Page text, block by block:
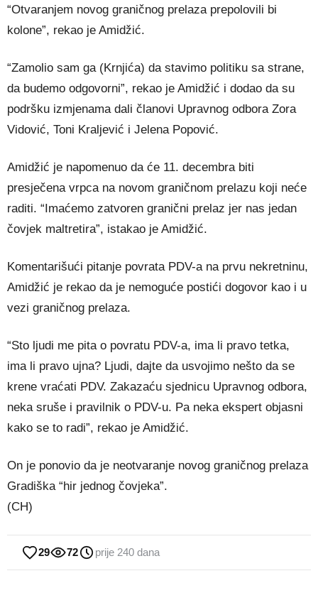
“Otvaranjem novog graničnog prelaza prepolovili bi
kolone”, rekao je Amidžić.
“Zamolio sam ga (Krnjića) da stavimo politiku sa strane,
da budemo odgovorni”, rekao je Amidžić i dodao da su
podršku izmjenama dali članovi Upravnog odbora Zora
Vidović, Toni Kraljević i Jelena Popović.
Amidžić je napomenuo da će 11. decembra biti
presječena vrpca na novom graničnom prelazu koji neće
raditi. “Imaćemo zatvoren granični prelaz jer nas jedan
čovjek maltretira”, istakao je Amidžić.
Komentarišući pitanje povrata PDV-a na prvu nekretninu,
Amidžić je rekao da je nemoguće postići dogovor kao i u
vezi graničnog prelaza.
“Sto ljudi me pita o povratu PDV-a, ima li pravo tetka,
ima li pravo ujna? Ljudi, dajte da usvojimo nešto da se
krene vraćati PDV. Zakazaću sjednicu Upravnog odbora,
neka sruše i pravilnik o PDV-u. Pa neka ekspert objasni
kako se to radi”, rekao je Amidžić.
On je ponovio da je neotvaranje novog graničnog prelaza
Gradiška “hir jednog čovjeka”.
(CH)
29 72 prije 240 dana